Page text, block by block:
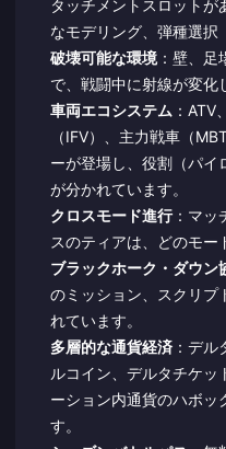
タッチメントスロット
なモデリング、弾種選択
破壊可能な環境：壁、足
で、戦闘中に射線が変化
車両エコシステム ：
（IFV）、主力戦車（
ーが登場し、役割（パイ
が分かれています。
クロスモード進行：マッ
スのティアは、どのモー
ブラックホーク・ダウン
のミッション、スクリプ
れています。
多層的な通貨経済：デル
ルコイン、デルタチケッ
ーション内通貨のハボッ
す。